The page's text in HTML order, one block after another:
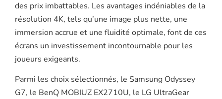
des prix imbattables. Les avantages indéniables de la
résolution 4K, tels qu’une image plus nette, une
immersion accrue et une fluidité optimale, font de ces
écrans un investissement incontournable pour les
joueurs exigeants.
Parmi les choix sélectionnés, le Samsung Odyssey
G7, le BenQ MOBIUZ EX2710U, le LG UltraGear